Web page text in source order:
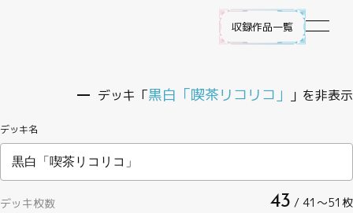
収録作品一覧
作品ラインナップ
遊び方
デッキ「黒白「喫茶リコリコ」 」を非表示
デッキ名
デッキ枚数 43 / 41〜51枚